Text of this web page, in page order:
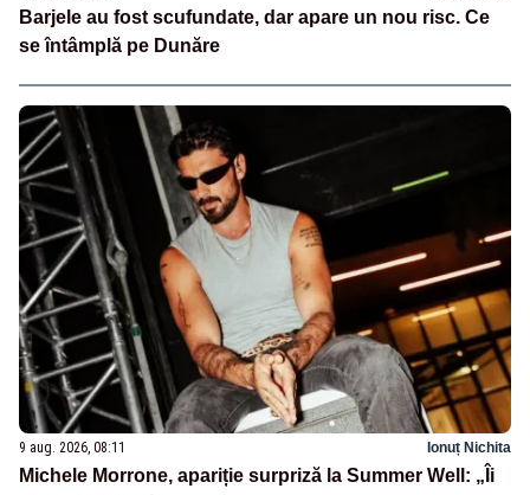
Barjele au fost scufundate, dar apare un nou risc. Ce
se întâmplă pe Dunăre
9 aug. 2026, 08:11 Ionuț Nichita
Michele Morrone, apariție surpriză la Summer Well: „Îi